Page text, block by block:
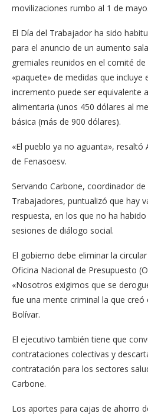
movilizaciones rumbo al 1 de mayo.
El Día del Trabajador ha sido
para el anuncio de un aumento
gremiales reunidos en el comité
«paquete» de medidas que incluye
incremento puede ser equivalente
alimentaria (unos 450 dólares al
básica (más de 900 dólares).
«El pueblo ya no aguanta», resaltó
de Fenasoesv.
Servando Carbone, coordinador
Trabajadores, puntualizó que hay
respuesta, en los que no ha
sesiones de diálogo social.
El gobierno debe eliminar la
Oficina Nacional de Presupuesto
«Nosotros exigimos que se
fue una mente criminal la que
Bolívar.
El ejecutivo también tiene que
contrataciones colectivas y
contratación para los sectores
Carbone.
Los aportes para cajas de ahorro